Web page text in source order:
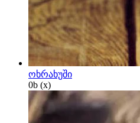
ოხრახუში
0b (x)